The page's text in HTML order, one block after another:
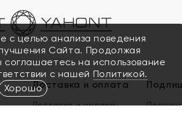
Доставка и оплата
Доставка и оплата
с целью анализа поведения
Сайта. Продолжая
соглашаетесь на использование
с нашей Политикой.
Хорошо